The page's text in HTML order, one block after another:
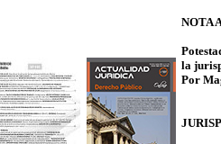
NOTA
la
Por